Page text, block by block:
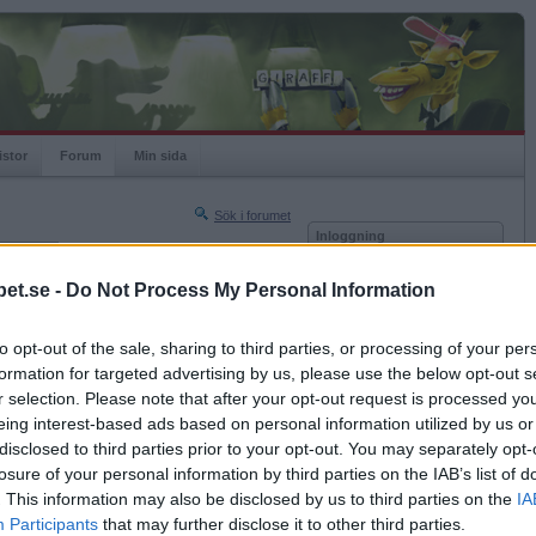
- Do Not Process My Personal Information
opt-out of the sale, sharing to third parties, or processing of your
for targeted advertising by us, please use the below opt-out
selection. Please note that after your opt-out request is processed
interest-based ads based on personal information utilized by us
to third parties prior to your opt-out. You may separately
of your personal information by third parties on the IAB’s list of
This information may also be disclosed by us to third parties on the
Participants that may further disclose it to other third parties.
Forum Min sida
Sök i forumet
Nästa sida »
2017-02-25 00:29
Inloggning
Kom ihåg mig
Glömt ditt lösenord?
Få ny aktiveringslänk
Betapet är gratis!